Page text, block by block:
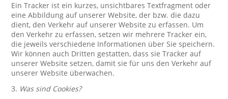
Ein Tracker ist ein kurzes, unsichtbares Textfragment oder
eine Abbildung auf unserer Website, der bzw. die dazu
dient, den Verkehr auf unserer Website zu erfassen. Um
den Verkehr zu erfassen, setzen wir mehrere Tracker ein,
die jeweils verschiedene Informationen über Sie speichern.
Wir können auch Dritten gestatten, dass sie Tracker auf
unserer Website setzen, damit sie für uns den Verkehr auf
unserer Website überwachen.
3. Was sind Cookies?